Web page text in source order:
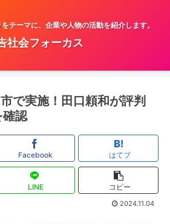
テーマに、企業や人物の活動を紹介します。
社会フォーカス
で実施！田口頼和が評判
確認
Facebook はてブ
LINE コピー
2024.11.04